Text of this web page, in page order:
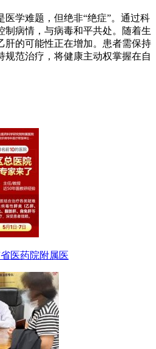
医学难题，但绝非“绝症”。通过科
制病情，与病毒和平共处。随着生
肝的可能性正在增加。患者需保持
规范治疗，将健康主动权掌握在自
医药院附属医